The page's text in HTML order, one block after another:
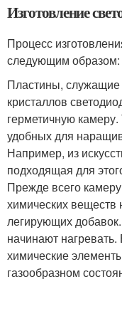
Изготовление
Процесс
следующим образом:
Пластины, служащие
кристаллов
герметичную
удобных для
Например, из
подходящая для
Прежде всего
химических веществ
легирующих
начинают
химические
газообразном